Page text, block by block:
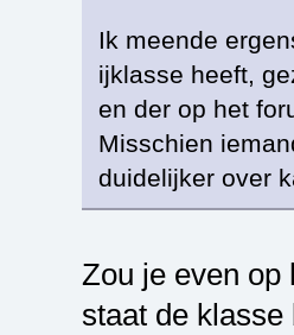
Ik meende
ijklasse heeft,
en der op het
Misschien
duidelijker over
Zou je even op
staat de